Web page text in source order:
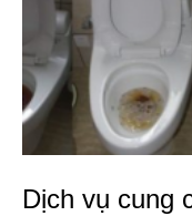
Dịch vụ cung